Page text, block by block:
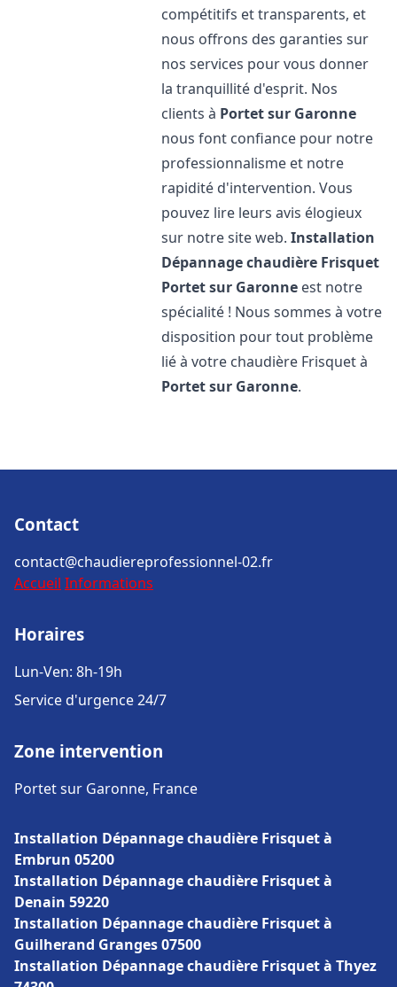
compétitifs et transparents, et
nous offrons des garanties sur
nos services pour vous donner
la tranquillité d'esprit. Nos
clients à Portet sur Garonne
nous font confiance pour notre
professionnalisme et notre
rapidité d'intervention. Vous
pouvez lire leurs avis élogieux
sur notre site web.Installation
Dépannage chaudière Frisquet
Portet sur Garonne est notre
spécialité ! Nous sommes à votre
disposition pour tout problème
lié à votre chaudière Frisquet à
Portet sur Garonne.
Contact
contact@chaudiereprofessionnel-02.fr
Accueil Informations
Horaires
Lun-Ven: 8h-19h
Service d'urgence 24/7
Zone intervention
Portet sur Garonne, France
Installation Dépannage chaudière Frisquet à
Embrun 05200
Installation Dépannage chaudière Frisquet à
Denain 59220
Installation Dépannage chaudière Frisquet à
Guilherand Granges 07500
Installation Dépannage chaudière Frisquet à Thyez